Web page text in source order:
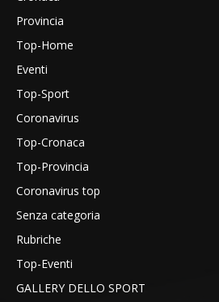
Provincia
Top-Home
Eventi
Top-Sport
Coronavirus
Top-Cronaca
Top-Provincia
Coronavirus top
Senza categoria
Rubriche
Top-Eventi
GALLERY DELLO SPORT